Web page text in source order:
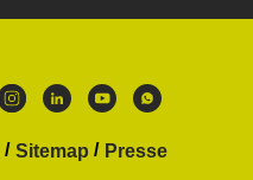
Sitemap
Presse